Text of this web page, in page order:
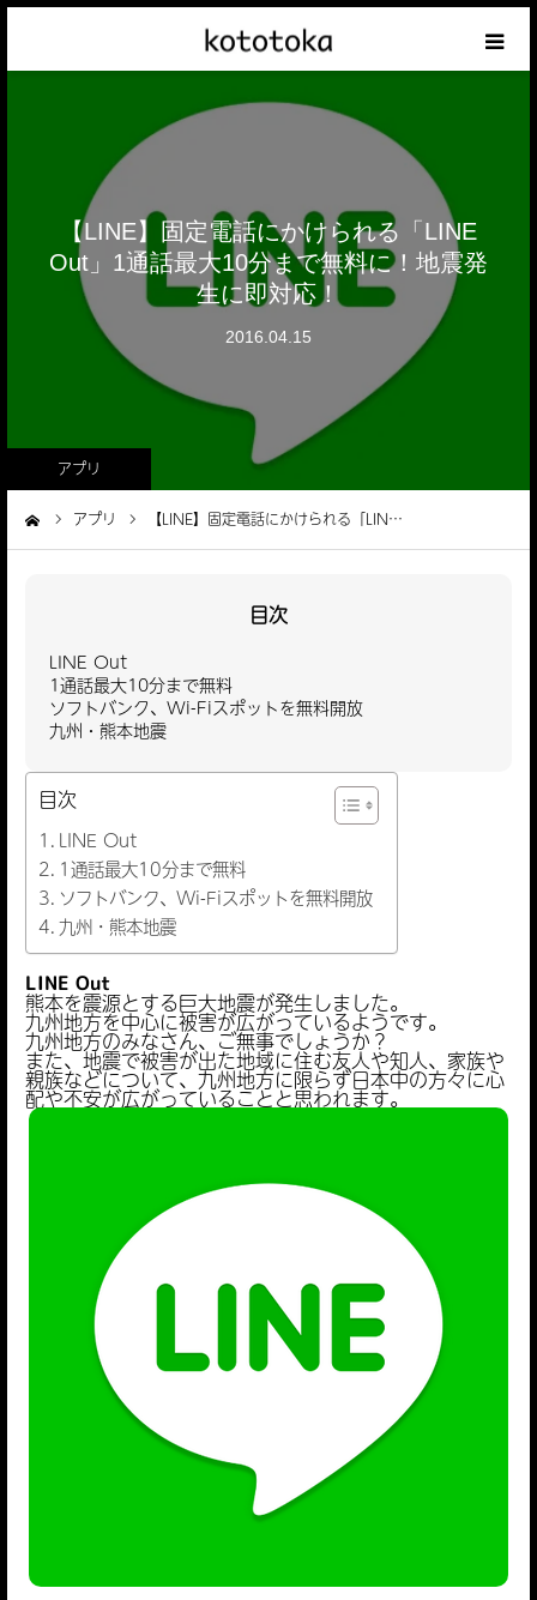
【LINE】固定電話にかけられる「LINE
Out」1通話最大10分まで無料に！地震発
生に即対応！
2016.04.15
アプリ
アプリ 【LINE】固定電話にかけられる「LIN…
目次
LINE Out
1通話最大10分まで無料
ソフトバンク、Wi-Fiスポットを無料開放
九州・熊本地震
目次
LINE Out
1通話最大10分まで無料
ソフトバンク、Wi-Fiスポットを無料開放
九州・熊本地震
LINE Out
熊本を震源とする巨大地震が発生しました。
九州地方を中心に被害が広がっているようです。
九州地方のみなさん、ご無事でしょうか？
また、地震で被害が出た地域に住む友人や知人、家族や
親族などについて、九州地方に限らず日本中の方々に心
配や不安が広がっていることと思われます。
クレジットカードの話
iPhoneの話
その他の話
テーマリスト